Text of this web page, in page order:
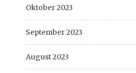
Oktober 2023
September 2023
August 2023